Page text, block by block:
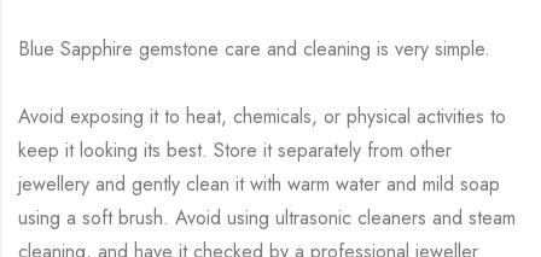
Blue Sapphire gemstone care and cleaning is very simple.
Avoid exposing it to heat, chemicals, or physical activities to
keep it looking its best. Store it separately from other
jewellery and gently clean it with warm water and mild soap
using a soft brush. Avoid using ultrasonic cleaners and steam
cleaning, and have it checked by a professional jeweller